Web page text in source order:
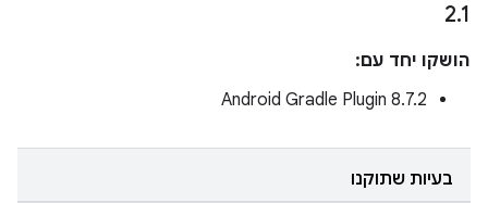
2.1
הושקו יחד עם:
Android Gradle Plugin 8.7.2
בעיות שתוקנו